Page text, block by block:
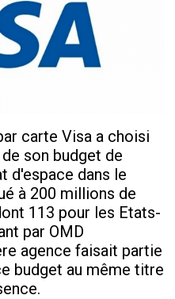
carte Visa a choisi
son budget de
d'espace dans le
à 200 millions de
113 pour les Etats-
par OMD
agence faisait partie
budget au même titre